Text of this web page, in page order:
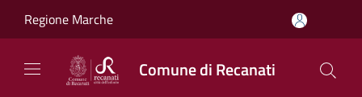
Regione Marche
Comune di Recanati